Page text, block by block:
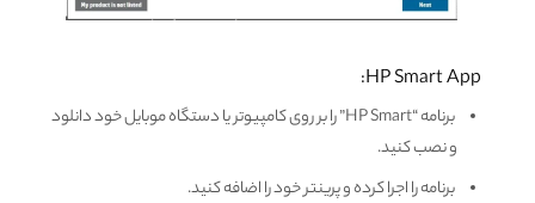
HP Smart App:
برنامه “HP Smart” را بر روی کامپیوتر یا دستگاه موبایل خود دانلود
و نصب کنید.
برنامه را اجرا کرده و پرینتر خود را اضافه کنید.